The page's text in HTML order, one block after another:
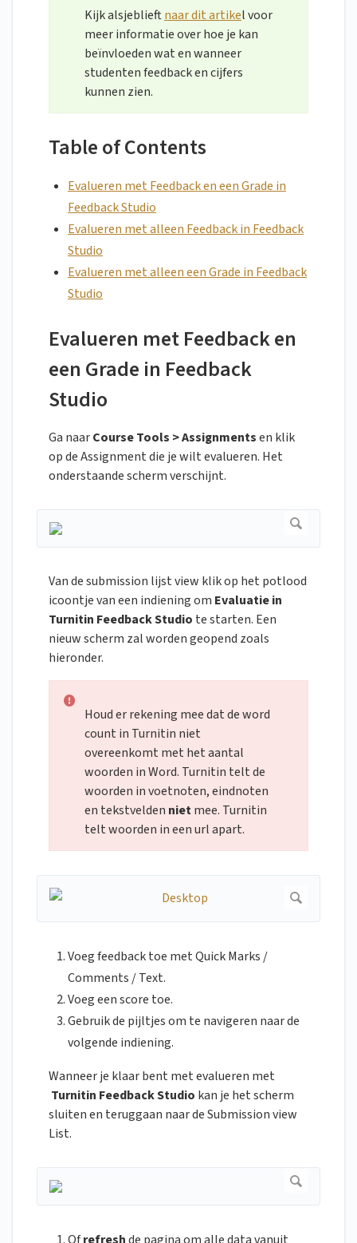
Kijk alsjeblieftnaar dit artikel voor
meer informatie over hoe je kan
beïnvloeden wat en wanneer
studenten feedback en cijfers
kunnen zien.
Table of Contents
Evalueren met Feedback en een Grade in
Feedback Studio
Evalueren met alleen Feedback in Feedback
Studio
Evalueren met alleen een Grade in Feedback
Studio
Evalueren met Feedback en
een Grade in Feedback
Studio
Ga naarCourse Tools > Assignmentsen klik
op de Assignment die je wilt evalueren. Het
onderstaande scherm verschijnt.
Van de submission lijst view klik op het potlood
icoontje van een indiening om Evaluatie in
Turnitin Feedback Studio te starten. Een
nieuw scherm zal worden geopend zoals
hieronder.
Houd er rekening mee dat de word
count in Turnitin niet
overeenkomt met het aantal
woorden in Word. Turnitin telt de
woorden in voetnoten, eindnoten
en tekstvelden nietmee. Turnitin
telt woorden in een url apart.
Voeg feedback toe met Quick Marks /
Comments / Text.
Voeg een score toe.
Gebruik de pijltjes om te navigeren naar de
volgende indiening.
Wanneer je klaar bent met evalueren met
Turnitin Feedback Studio kan je het scherm
sluiten en teruggaan naar de Submission view
List.